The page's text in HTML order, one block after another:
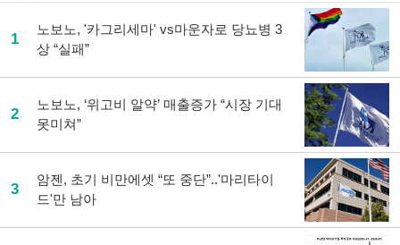
1
노보노, '카그리세마' vs마운자로 당뇨병 3
상 “실패”
2
노보노, ‘위고비 알약’ 매출증가 “시장 기대
못미쳐”
3
암젠, 초기 비만에셋 “또 중단”..'마리타이
드'만 남아